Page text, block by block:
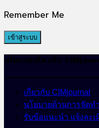
Remember Me
นโยบายเกี่ยวกับ
เกี่ยวกับ CIMjournal
นโยบายด้านการจัด
รับข้อแนะนำ แจ้งละ